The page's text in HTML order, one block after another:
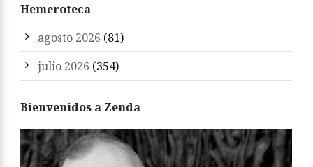
Hemeroteca
agosto 2026 (81)
julio 2026 (354)
Bienvenidos a Zenda